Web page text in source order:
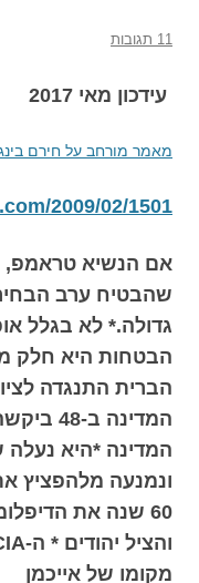
11 תגובות
עידכון מאי 2017
מאמר מורחב על חירם
2009/02/1501
אם הנשיא טראמפ,
שהבטיח ערב
גדולה.* לא בגלל
הבטחות היא חלק
הברית התנגדה
המדינה *היא נעלה
ונמנעה מלהפציץ
60 שנה את
מקומו של אייכמן